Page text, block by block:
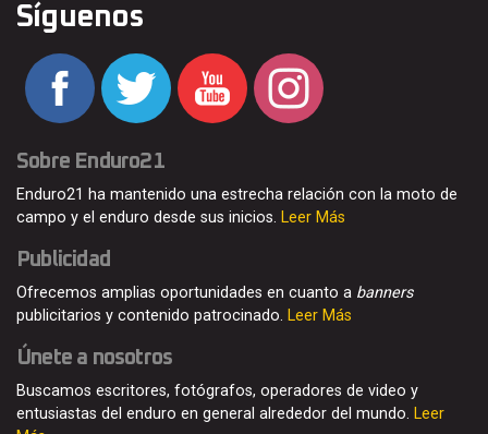
Síguenos
Sobre Enduro21
Enduro21 ha mantenido una estrecha relación con la moto de
campo y el enduro desde sus inicios. Leer Más
Publicidad
Ofrecemos amplias oportunidades en cuanto a banners
publicitarios y contenido patrocinado. Leer Más
Únete a nosotros
Buscamos escritores, fotógrafos, operadores de video y
entusiastas del enduro en general alrededor del mundo. Leer